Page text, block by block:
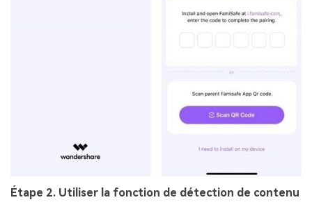
Étape 2. Utiliser la fonction de détection de contenu